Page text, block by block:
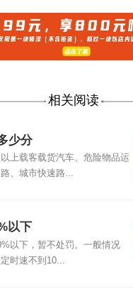
相关阅读
少分
上载客载货汽车、危险物品运
、城市快速路...
以下
以下，暂不处罚。一般情况
时速不到10...